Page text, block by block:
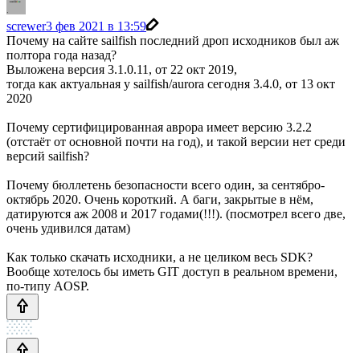
screwer3 фев 2021 в 13:59
Почему на сайте sailfish последний дроп исходников был аж
полтора года назад?
Выложена версия 3.1.0.11, от 22 окт 2019,
тогда как актуальная у sailfish/aurora сегодня 3.4.0, от 13 окт
2020
Почему сертифицированная аврора имеет версию 3.2.2
(отстаёт от основной почти на год), и такой версии нет среди
версий sailfish?
Почему бюллетень безопасности всего один, за сентябро-
октябрь 2020. Очень короткий. А баги, закрытые в нём,
датируются аж 2008 и 2017 годами(!!!). (посмотрел всего две,
очень удивился датам)
Как только скачать исходники, а не целиком весь SDK?
Вообще хотелось бы иметь GIT доступ в реальном времени,
по-типу AOSP.